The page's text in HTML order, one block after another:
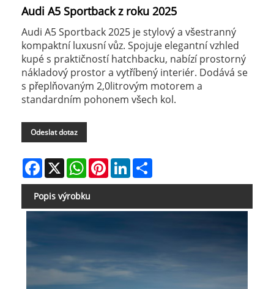
Audi A5 Sportback z roku 2025
Audi A5 Sportback 2025 je stylový a všestranný
kompaktní luxusní vůz. Spojuje elegantní vzhled
kupé s praktičností hatchbacku, nabízí prostorný
nákladový prostor a vytříbený interiér. Dodává se
s přeplňovaným 2,0litrovým motorem a
standardním pohonem všech kol.
Odeslat dotaz
Facebook
X WhatsAppPinterestLinkedIn
Popis výrobku